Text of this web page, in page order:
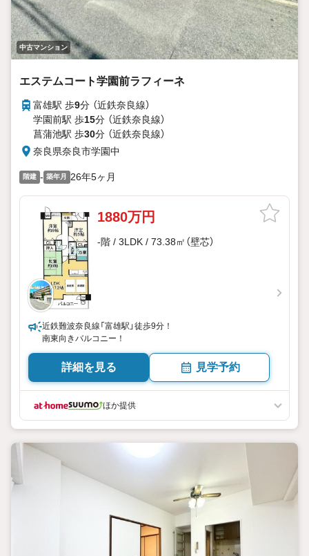
中古マンション
エステムコート学園前ラフィーネ
富雄駅 歩9分 （近鉄奈良線）
学園前駅 歩15分 （近鉄奈良線）
菖蒲池駅 歩30分 （近鉄奈良線）
奈良県奈良市学園中
階建 - 築年月 26年5ヶ月
1880万円
-階 / 3LDK / 73.38㎡（壁芯）
近鉄難波奈良線「富雄駅」徒歩9分！
南東向きバルコニー！
詳細を見る 見学予約
ほか提供